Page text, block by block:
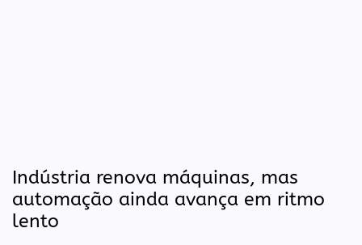
Indústria renova máquinas, mas
automação ainda avança em ritmo
lento